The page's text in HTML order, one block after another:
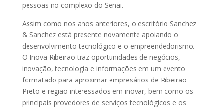
pessoas no complexo do Senai.
Assim como nos anos anteriores, o escritório Sanchez
& Sanchez está presente novamente apoiando o
desenvolvimento tecnológico e o empreendedorismo.
O Inova Ribeirão traz oportunidades de negócios,
inovação, tecnologia e informações em um evento
formatado para aproximar empresários de Ribeirão
Preto e região interessados em inovar, bem como os
principais provedores de serviços tecnológicos e os